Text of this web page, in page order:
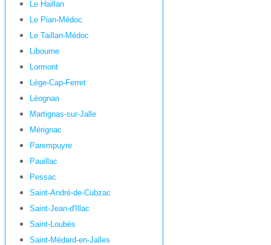
Le Haillan
Le Pian-Médoc
Le Taillan-Médoc
Libourne
Lormont
Lège-Cap-Ferret
Léognan
Martignas-sur-Jalle
Mérignac
Parempuyre
Pauillac
Pessac
Saint-André-de-Cubzac
Saint-Jean-d'Illac
Saint-Loubès
Saint-Médard-en-Jalles